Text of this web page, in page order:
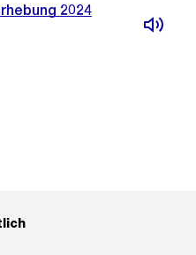
2024